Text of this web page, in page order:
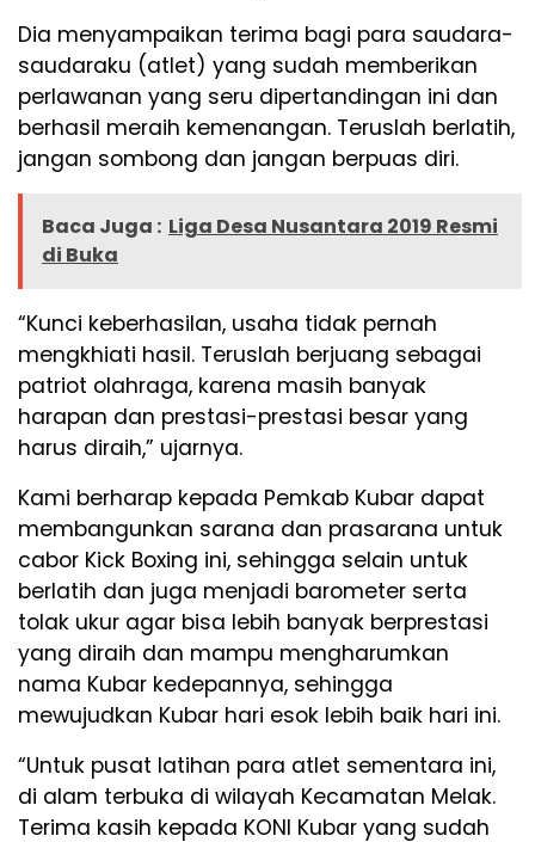
Dia menyampaikan terima bagi para saudara-
saudaraku (atlet) yang sudah memberikan
perlawanan yang seru dipertandingan ini dan
berhasil meraih kemenangan. Teruslah berlatih,
jangan sombong dan jangan berpuas diri.
Baca Juga : Liga Desa Nusantara 2019 Resmi
di Buka
“Kunci keberhasilan, usaha tidak pernah
mengkhiati hasil. Teruslah berjuang sebagai
patriot olahraga, karena masih banyak
harapan dan prestasi-prestasi besar yang
harus diraih,” ujarnya.
Kami berharap kepada Pemkab Kubar dapat
membangunkan sarana dan prasarana untuk
cabor Kick Boxing ini, sehingga selain untuk
berlatih dan juga menjadi barometer serta
tolak ukur agar bisa lebih banyak berprestasi
yang diraih dan mampu mengharumkan
nama Kubar kedepannya, sehingga
mewujudkan Kubar hari esok lebih baik hari ini.
“Untuk pusat latihan para atlet sementara ini,
di alam terbuka di wilayah Kecamatan Melak.
Terima kasih kepada KONI Kubar yang sudah